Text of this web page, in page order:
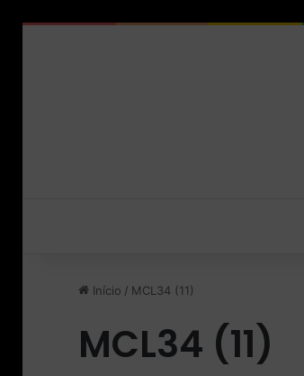
Início / MCL34 (11)
MCL34 (11)